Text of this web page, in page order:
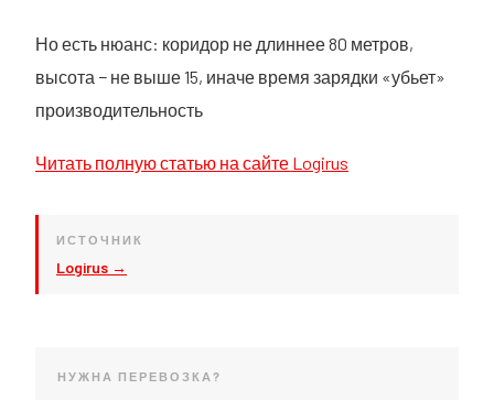
Но есть нюанс: коридор не длиннее 80 метров,
высота − не выше 15, иначе время зарядки «убьет»
производительность
Читать полную статью на сайте Logirus
ИСТОЧНИК
Logirus →
НУЖНА ПЕРЕВОЗКА?